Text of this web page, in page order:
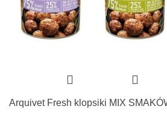
Arquivet Fresh klopsiki MIX